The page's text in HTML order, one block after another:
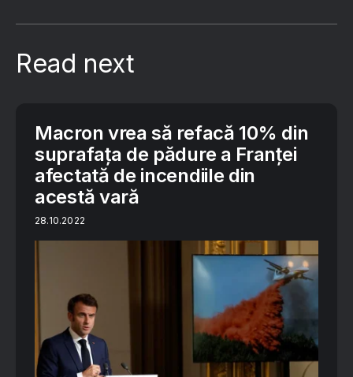
Read next
Macron vrea să refacă 10% din
suprafața de pădure a Franței
afectată de incendiile din
acestă vară
28.10.2022